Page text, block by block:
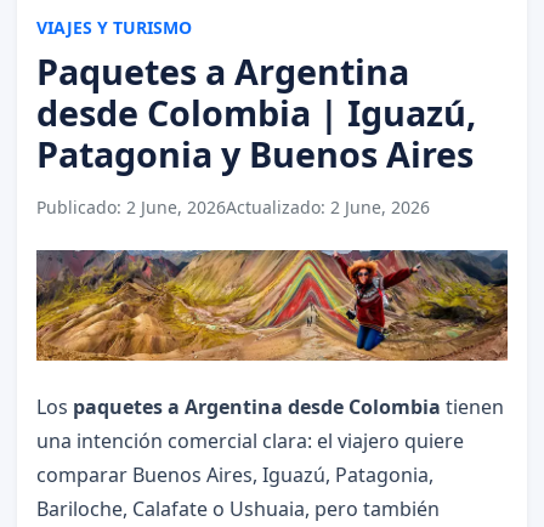
VIAJES Y TURISMO
Paquetes a Argentina
desde Colombia | Iguazú,
Patagonia y Buenos Aires
Publicado: 2 June, 2026Actualizado: 2 June, 2026
Los paquetes a Argentina desde Colombia tienen
una intención comercial clara: el viajero quiere
comparar Buenos Aires, Iguazú, Patagonia,
Bariloche, Calafate o Ushuaia, pero también